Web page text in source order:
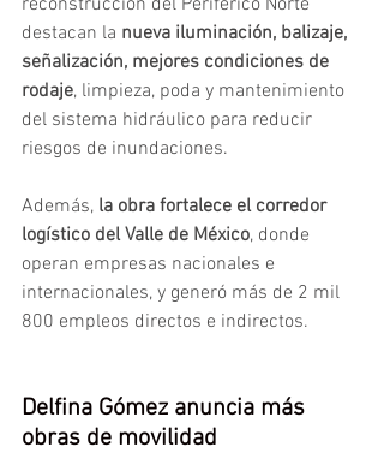
destacan la nueva iluminación, balizaje,
señalización, mejores condiciones de
rodaje, limpieza, poda y mantenimiento
del sistema hidráulico para reducir
riesgos de inundaciones.
Además, la obra fortalece el corredor
logístico del Valle de México, donde
operan empresas nacionales e
internacionales, y generó más de 2 mil
800 empleos directos e indirectos.
Delfina Gómez anuncia más
obras de movilidad